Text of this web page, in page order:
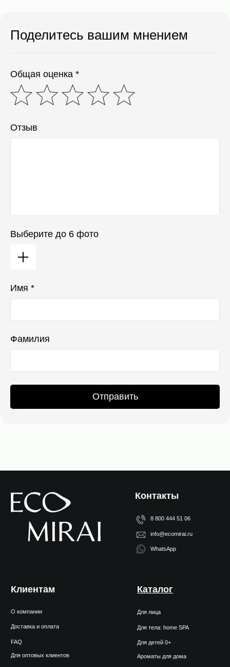
Поделитесь вашим мнением
Общая оценка *
Отзыв
Выберите до 6 фото
Имя *
Фамилия
Отправить